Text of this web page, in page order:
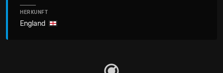
HERKUNFT
England